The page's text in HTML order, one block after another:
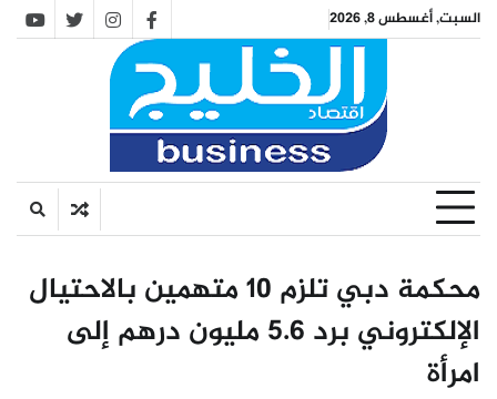
السبت, أغسطس 8, 2026 facebook
instagram
twitter
محكمة دبي تلزم 10 متهمين بالاحتيال
الإلكتروني برد 5.6 مليون درهم إلى
امرأة